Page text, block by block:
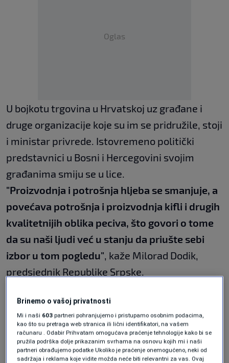
Oglas
U bojkotu trgovina u Hrvatskoj uz građane i
druge organizacije koje su im se pridružile, stoji
i ministar privrede. Istovremeno politički
predstavnici u Bosni i Hercegovini svojim
građanima smiju se u lice.
"Proizvodnja i potrošnja hljeba se smanjuje, a
povećava potrošnja i proizvodnja kifli i drugih
kvalitetnijih oblika peciva, što govori o tome
da su naši ljudi već u stanju da priušte sebi
izbor u tom pogledu", kaže Milorad Dodik,
predsjednik Republike Srpske.
I tako kifla postaje luksuz. Nije ovo jedini
primjer, ali je najsvježiji. Još odzvanja i poruka
bišeg federalnog premijera od prije četiri
godine, koji se nalazi na odsluženju zatvorske
Brinemo o vašoj privatnosti
Mi i naši 603 partneri pohranjujemo i pristupamo osobnim podacima,
kao što su pretraga web stranica ili lični identifikatori, na vašem
računaru . Odabir Prihvatam omogućava praćenje tehnologije kako bi se
pružila podrška dolje prikazanim svrhama na osnovu kojih mi i naši
partneri obrađujemo podatke Ukoliko je praćenje onemogućeno, neki od
sadržaja i reklama koje vidite možda neće biti relevantni za vas. Ovaj